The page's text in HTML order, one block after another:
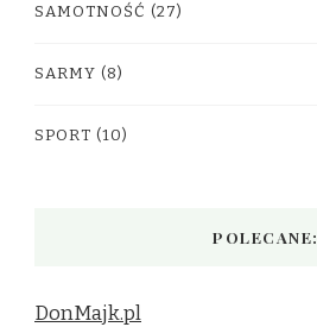
SAMOTNOŚĆ (27)
SARMY (8)
SPORT (10)
POLECANE:
DonMajk.pl